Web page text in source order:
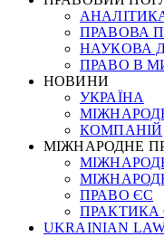
ПРАВОВА
НАУКОВА
ПРАВО В
НОВИНИ
УКРАЇНА
КОМПАНІЙ
МІЖНАРОДНЕ
ПРАВО ЄС
ПРАКТИКА
UKRAINIAN